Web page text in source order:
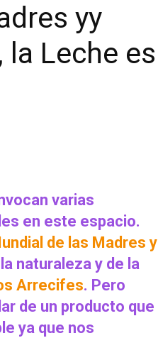
yy
Leche es
varias
en este espacio.
de las Madres y
naturaleza y de la
Arrecifes. Pero
de un producto que
ya que nos